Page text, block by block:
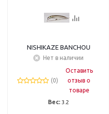
NISHIKAZE BANCHOU
Нет в наличии
(0)
Оставить
отзыв о
товаре
Вес: 3.2